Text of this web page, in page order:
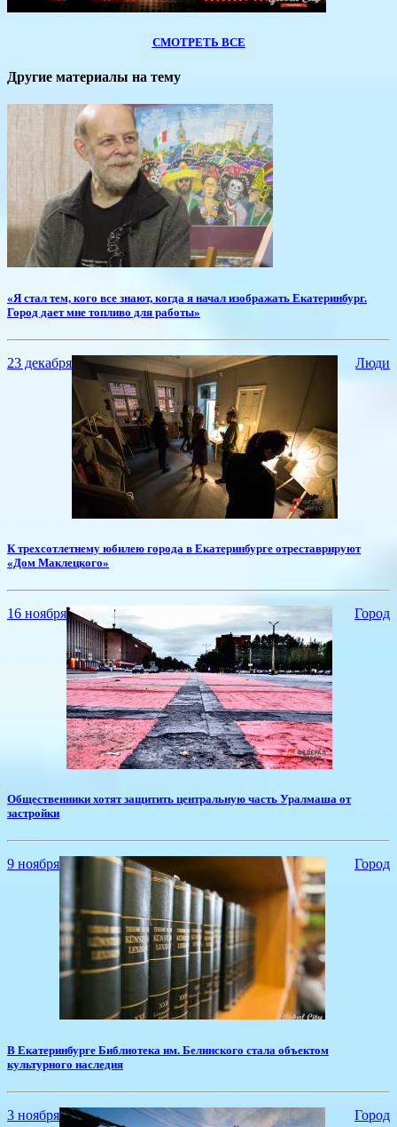
СМОТРЕТЬ ВСЕ
Другие материалы на тему
«Я стал тем, кого все знают, когда я начал изображать Екатеринбург.
Город дает мне топливо для работы»
23 декабря Люди
К трехсотлетнему юбилею города в Екатеринбурге отреставрируют
«Дом Маклецкого»
16 ноября Город
​Общественники хотят защитить центральную часть Уралмаша от
застройки
9 ноября Город
​В Екатеринбурге Библиотека им. Белинского стала объектом
культурного наследия
3 ноября Город